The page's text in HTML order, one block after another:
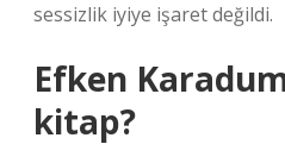
sessizlik iyiye işaret değildi.
Efken
kitap?